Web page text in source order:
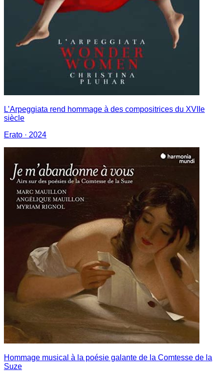
L’Arpeggiata rend hommage à des compositrices du XVIIe
siècle
Erato · 2024
Hommage musical à la poésie galante de la Comtesse de la
Suze